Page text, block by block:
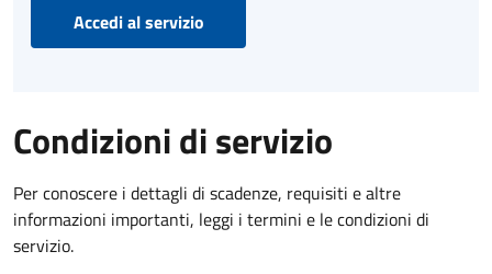
Accedi al servizio
Condizioni di servizio
Per conoscere i dettagli di scadenze, requisiti e altre
informazioni importanti, leggi i termini e le condizioni di
servizio.